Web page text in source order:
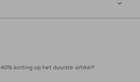
40% korting op het duurste artikel*